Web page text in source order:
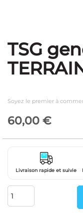
Skip
to
the
beginning
images
gallery
TSG
Soyez le premier à
60,00 €
Livraison rapide et suivie